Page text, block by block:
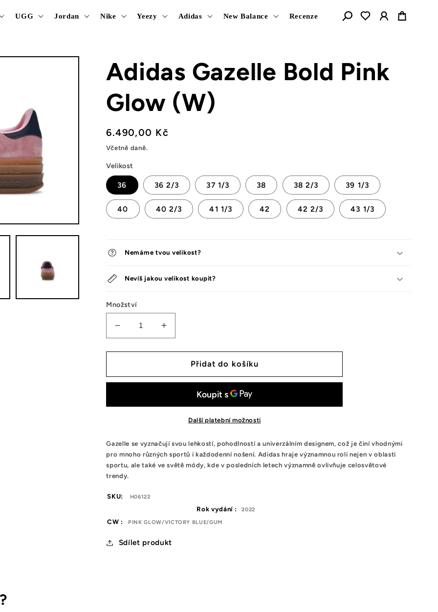
UGG Jordan Nike Yeezy Adidas New Balance Recenze Košík
Adidas Gazelle Bold Pink
Glow (W)
Běžná
cena
6.490,00 Kč
Včetně daně.
Velikost
36 36 2/3 37 1/3 38 38 2/3 39 1/3
40 40 2/3 41 1/3 42 42 2/3 43 1/3
Nemáme tvou velikost?
Nevíš jakou velikost koupit?
Množství
Snížit
množství
tenisek
Gazelle
Glow
Zvýšit
množství
tenisek
Adidas
Gazelle
Glow
Přidat do košíku
Další platební možnosti
Gazelle se vyznačují svou lehkostí, pohodlností a univerzálním designem, což je činí vhodnými
pro mnoho různých sportů i každodenní nošení. Adidas hraje významnou roli nejen v oblasti
sportu, ale také ve světě módy, kde v posledních letech významně ovlivňuje celosvětové
trendy.
SKU: H06122
Rok vydání : 2022
CW : PINK GLOW/VICTORY BLUE/GUM
Sdílet produkt